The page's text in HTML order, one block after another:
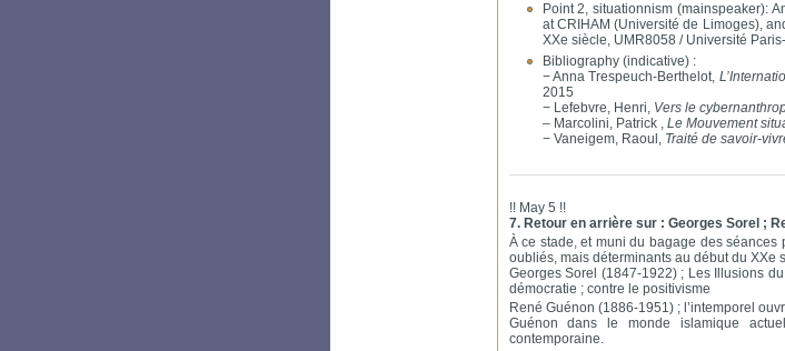
Point 2, situationnism (mainspeaker):
at CRIHAM (Université de Limoges),
XXe siècle, UMR8058 / Université
Bibliography (indicative) :
− Anna Trespeuch-Berthelot,
2015
− Lefebvre, Henri, Vers le
– Marcolini, Patrick , Le Mouvement
− Vaneigem, Raoul, Traité de savoir-
!! May 5 !!
7. Retour en arrière sur : Georges Sorel ;
À ce stade, et muni du bagage des
oubliés, mais déterminants au début du XXe
Georges Sorel (1847-1922) ; Les Illusions
démocratie ; contre le positivisme
René Guénon (1886-1951) ; l’intemporel
Guénon dans le monde islamique
contemporaine.